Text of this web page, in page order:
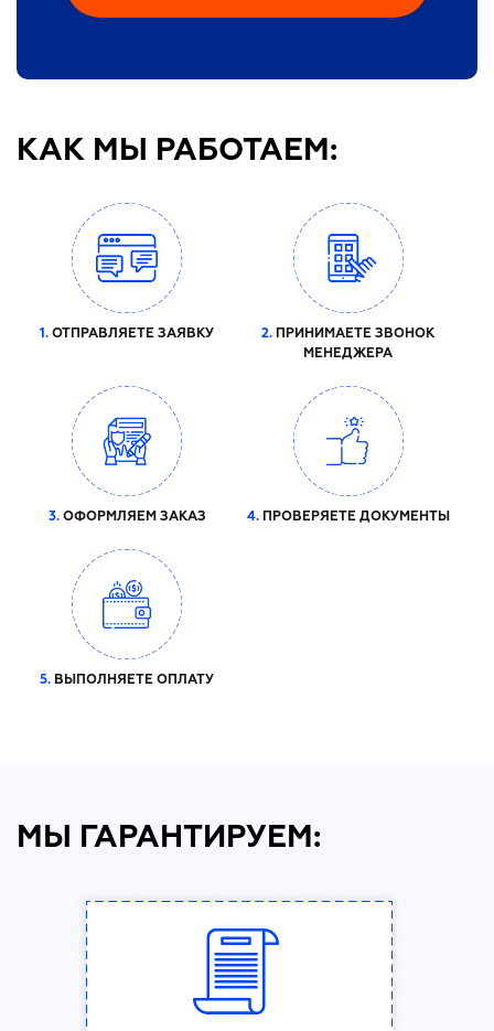
КАК МЫ РАБОТАЕМ:
1. ОТПРАВЛЯЕТЕ ЗАЯВКУ 2. ПРИНИМАЕТЕ ЗВОНОК
МЕНЕДЖЕРА
3.ОФОРМЛЯЕМ ЗАКАЗ 4.ПРОВЕРЯЕТЕ ДОКУМЕНТЫ
5. ВЫПОЛНЯЕТЕ ОПЛАТУ
МЫ ГАРАНТИРУЕМ: